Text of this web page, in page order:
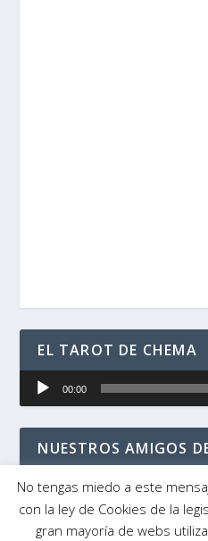
EL TAROT DE CHEMA
Reproductor
de
00:00
NUESTROS AMIGOS
No tengas miedo a este
con la ley de Cookies de la
gran mayoría de webs